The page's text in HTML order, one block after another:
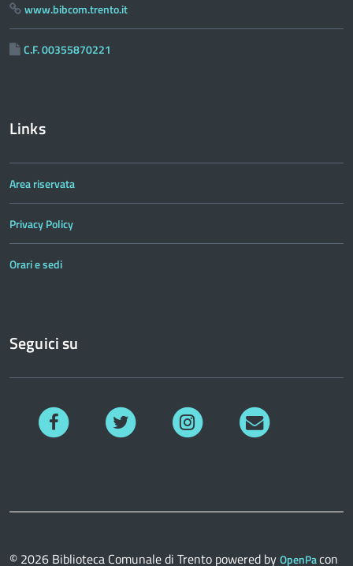
www.bibcom.trento.it
C.F. 00355870221
Links
Area riservata
Privacy Policy
Orari e sedi
Seguici su
Facebook Instagram
© 2026 Biblioteca Comunale di Trento powered byOpenPacon